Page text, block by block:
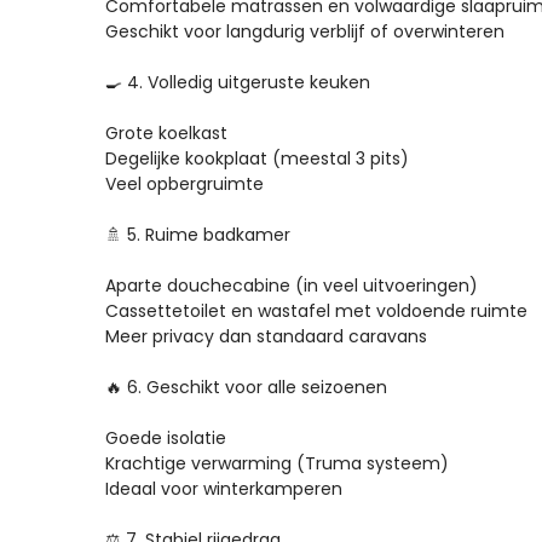
Comfortabele matrassen en volwaardige
Geschikt voor langdurig verblijf of overwinteren
🍳 4. Volledig uitgeruste keuken
Grote koelkast
Degelijke kookplaat (meestal 3 pits)
Veel opbergruimte
🚿 5. Ruime badkamer
Aparte douchecabine (in veel uitvoeringen)
Cassettetoilet en wastafel met voldoende ruimte
Meer privacy dan standaard caravans
🔥 6. Geschikt voor alle seizoenen
Goede isolatie
Krachtige verwarming (Truma systeem)
Ideaal voor winterkamperen